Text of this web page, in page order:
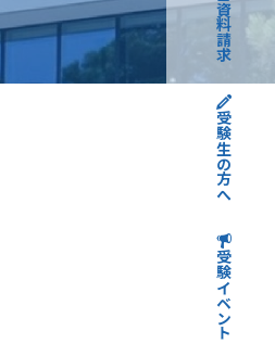
資料請求
受験生の方へ
受験イベント